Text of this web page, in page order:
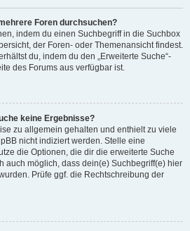
Foren durchsuchen?
indem du einen Suchbegriff in die Suchbox
der Foren- oder Themenansicht findest.
du, indem du den „Erweiterte Suche“-
des Forums aus verfügbar ist.
keine Ergebnisse?
zu allgemein gehalten und enthielt zu viele
nicht indiziert werden. Stelle eine
die Optionen, die dir die erweiterte Suche
auch möglich, dass dein(e) Suchbegriff(e) hier
Prüfe ggf. die Rechtschreibung der